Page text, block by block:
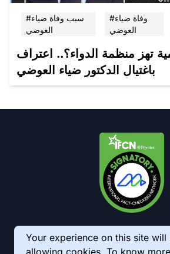
#سبب وفاة ضياء
العوضي
#وفاة ضياء
العوضي
تهز منظمة الدواء؟.. اعتراف
باغتيال الدكتور ضياء العوضي
Your experience on this site
allowing cookies. To know